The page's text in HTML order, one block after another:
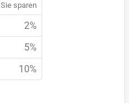
Sie sparen
2%
5%
10%